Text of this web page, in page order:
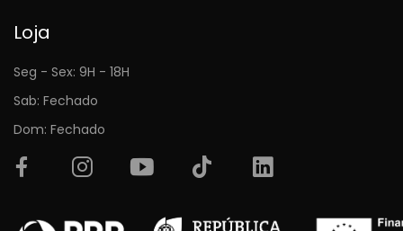
Loja
Seg - Sex: 9H - 18H
Sab: Fechado
Dom: Fechado